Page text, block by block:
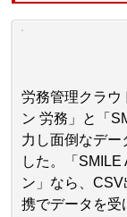
労務管理クラウ
ン 労務」と「
力し面倒なデー
した。「SMILE
ン」なら、
携でデータを受